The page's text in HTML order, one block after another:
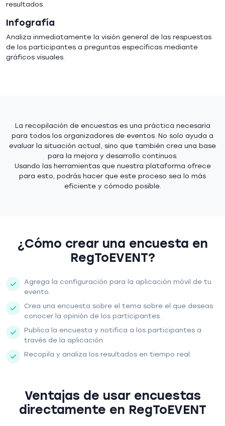
resultados.
Infografía
Analiza inmediatamente la visión general de las respuestas
de los participantes a preguntas específicas mediante
gráficos visuales.
La recopilación de encuestas es una práctica necesaria
para todos los organizadores de eventos. No solo ayuda a
evaluar la situación actual, sino que también crea una base
para la mejora y desarrollo continuos.
Usando las herramientas que nuestra plataforma ofrece
para esto, podrás hacer que este proceso sea lo más
eficiente y cómodo posible.
¿Cómo crear una encuesta en
RegToEVENT?
Agrega la configuración para la aplicación móvil de tu
evento.
Crea una encuesta sobre el tema sobre el que deseas
conocer la opinión de los participantes.
Publica la encuesta y notifica a los participantes a
través de la aplicación.
Recopila y analiza los resultados en tiempo real.
Ventajas de usar encuestas
directamente en RegToEVENT